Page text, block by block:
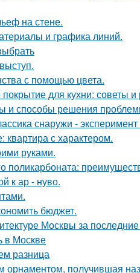
на стене.
и графика линий.
с помощью цвета.
для кухни: советы
и способы решения
снаружи - эксперимент
с характером.
руками.
поликарбоната:
к ар - нуво.
бюджет.
Москвы за последние
в Москве
разница
орнаментом, получившая